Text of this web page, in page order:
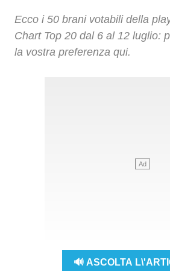
Ecco i 50 brani votabili della
Chart Top 20 dal 6 al 12 luglio:
la vostra preferenza qui.
🔊 ASCOLTA